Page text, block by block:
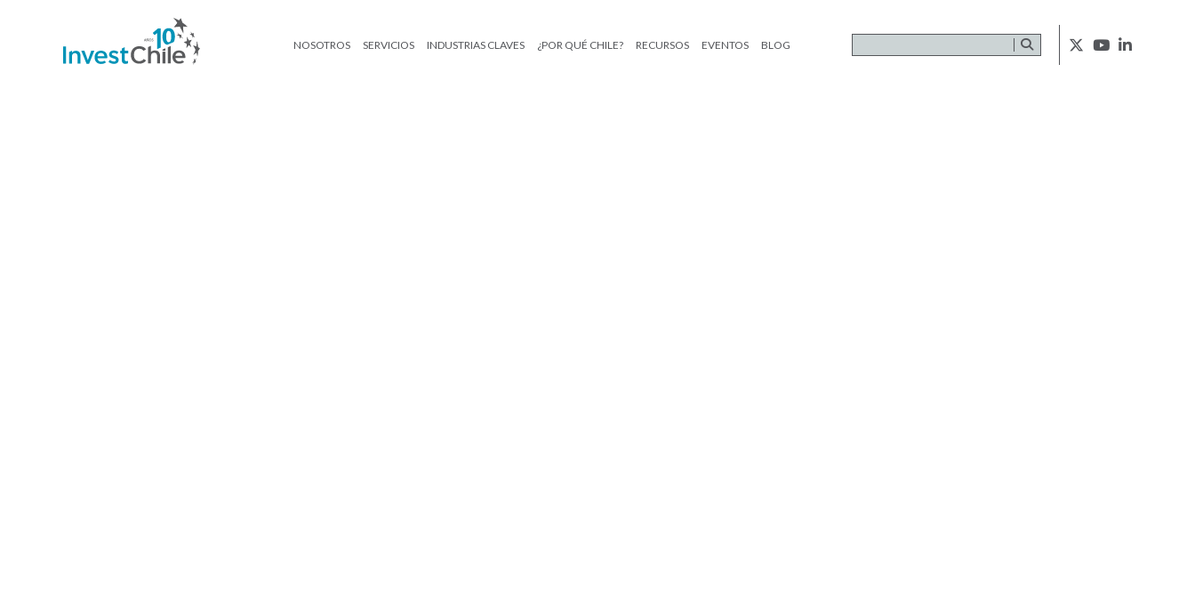
NOSOTROS SERVICIOS INDUSTRIAS CLAVES ¿POR QUÉ CHILE? RECURSOS EVENTOS BLOG